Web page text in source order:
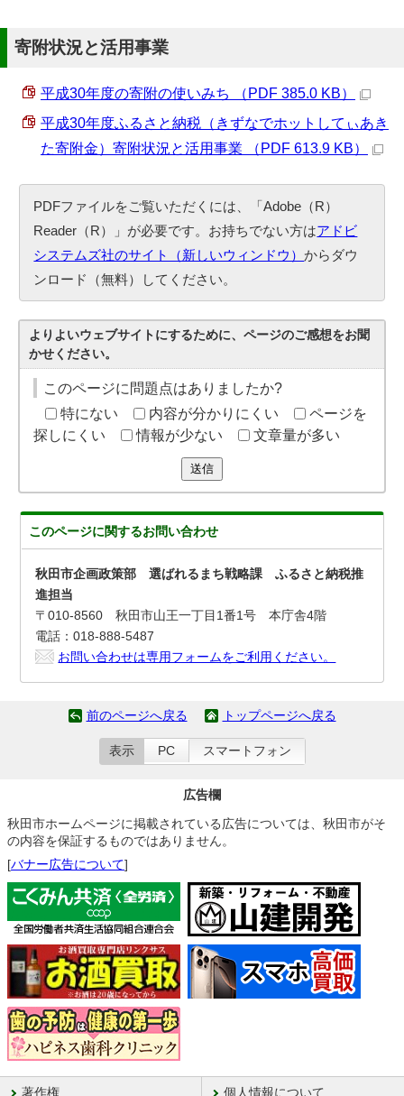
寄附状況と活用事業
平成30年度の寄附の使いみち （PDF 385.0 KB）
平成30年度ふるさと納税（きずなでホットしてぃあき
た寄附金）寄附状況と活用事業 （PDF 613.9 KB）
PDFファイルをご覧いただくには、「Adobe（R）
Reader（R）」が必要です。お持ちでない方はアドビ
システムズ社のサイト（新しいウィンドウ）からダウ
ンロード（無料）してください。
よりよいウェブサイトにするために、ページのご感想をお聞
かせください。
このページに問題点はありましたか?
特にない
内容が分かりにくい
ページを
探しにくい
情報が少ない 文章量が多い
送信
このページに関するお問い合わせ
秋田市企画政策部 選ばれるまち戦略課 ふるさと納税推
進担当
〒010-8560 秋田市山王一丁目1番1号 本庁舎4階
電話：018-888-5487
お問い合わせは専用フォームをご利用ください。
前のページへ戻る トップページへ戻る
表示 PC スマートフォン
広告欄
秋田市ホームページに掲載されている広告については、秋田市がそ
の内容を保証するものではありません。
[バナー広告について]
著作権 個人情報について